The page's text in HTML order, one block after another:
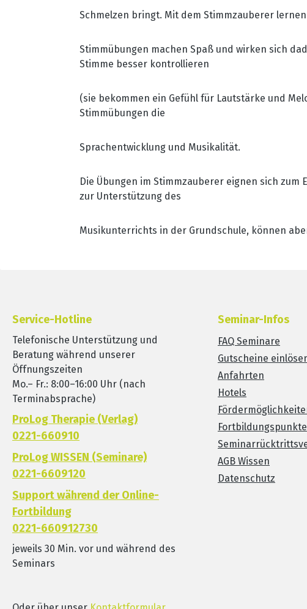
Schmelzen bringt. Mit dem Stimmzauberer
Stimmübungen machen Spaß und wirken sich
Stimme besser kontrollieren
(sie bekommen ein Gefühl für Lautstärke und
Stimmübungen die
Sprachentwicklung und Musikalität.
Die Übungen im Stimmzauberer eignen sich
zur Unterstützung des
Musikunterrichts in der Grundschule, können
Service-Hotline
Telefonische Unterstützung und
Beratung während unserer
Öffnungszeiten
Mo.– Fr.: 8:00–16:00 Uhr (nach
Terminabsprache)
ProLog Therapie (Verlag)
0221-660910
ProLog WISSEN (Seminare)
0221-6609120
Support während der Online-
Fortbildung
0221-660912730
jeweils 30 Min. vor und während des
Seminars
Seminar-Infos
FAQ Seminare
Gutscheine
Anfahrten
Hotels
Fortbildungspunkte
AGB Wissen
Datenschutz